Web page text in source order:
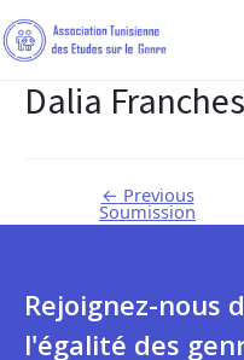
Dalia
← Previous
Soumission
Rejoignez-nous
l'égalité des